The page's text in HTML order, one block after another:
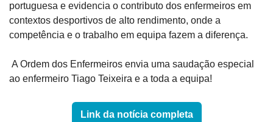
portuguesa e evidencia o contributo dos enfermeiros em
contextos desportivos de alto rendimento, onde a
competência e o trabalho em equipa fazem a diferença.
ao enfermeiro Tiago Teixeira e a toda a equipa!
Link da notícia completa